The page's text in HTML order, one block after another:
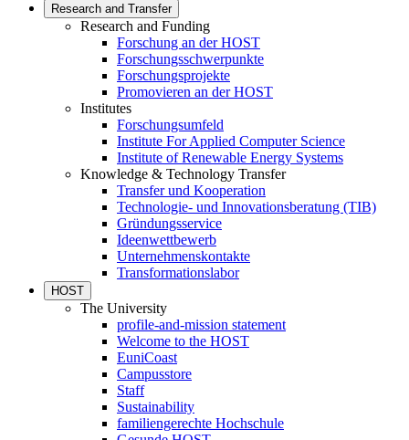
Research and Transfer
Research and Funding
Forschung an der HOST
Forschungsschwerpunkte
Forschungsprojekte
Promovieren an der HOST
Institutes
Forschungsumfeld
Institute For Applied Computer Science
Institute of Renewable Energy Systems
Knowledge & Technology Transfer
Transfer und Kooperation
Technologie- und Innovationsberatung (TIB)
Gründungsservice
Ideenwettbewerb
Unternehmenskontakte
Transformationslabor
HOST
The University
profile-and-mission statement
Welcome to the HOST
EuniCoast
Campusstore
Staff
Sustainability
familiengerechte Hochschule